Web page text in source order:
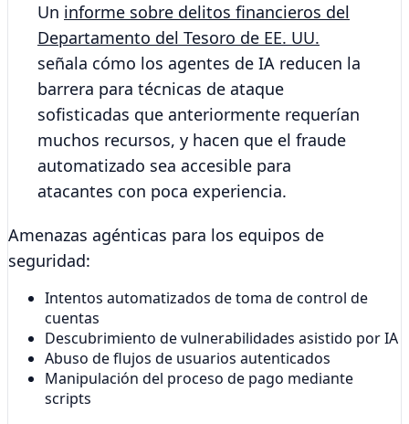
Un informe sobre delitos financieros del
Departamento del Tesoro de EE. UU.
señala cómo los agentes de IA reducen la
barrera para técnicas de ataque
sofisticadas que anteriormente requerían
muchos recursos, y hacen que el fraude
automatizado sea accesible para
atacantes con poca experiencia.
Amenazas agénticas para los equipos de
seguridad:
Intentos automatizados de toma de control de
cuentas
Descubrimiento de vulnerabilidades asistido por IA
Abuso de flujos de usuarios autenticados
Manipulación del proceso de pago mediante
scripts